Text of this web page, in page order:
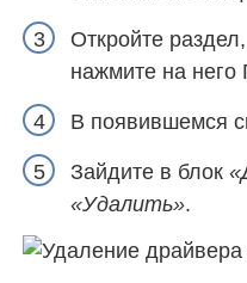
Откройте
нажмите на
В появившемся
Зайдите в блок
«Удалить».